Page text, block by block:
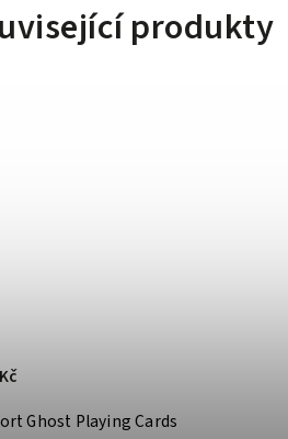
produkty
Ghost Playing Cards